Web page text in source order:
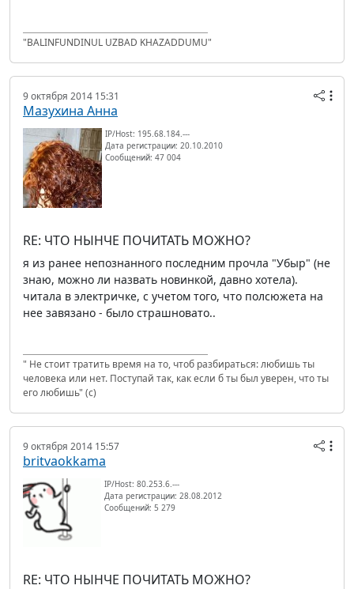
"BALINFUNDINUL UZBAD KHAZADDUMU"
9 октября 2014 15:31
Мазухина Анна
IP/Host: 195.68.184.---
Дата регистрации: 20.10.2010
Сообщений: 47 004
RE: ЧТО НЫНЧЕ ПОЧИТАТЬ МОЖНО?
я из ранее непознанного последним прочла "Убыр" (не
знаю, можно ли назвать новинкой, давно хотела).
читала в электричке, с учетом того, что полсюжета на
нее завязано - было страшновато..
" Не стоит тратить время на то, чтоб разбираться: любишь ты
человека или нет. Поступай так, как если б ты был уверен, что ты
его любишь" (с)
9 октября 2014 15:57
britvaokkama
IP/Host: 80.253.6.---
Дата регистрации: 28.08.2012
Сообщений: 5 279
RE: ЧТО НЫНЧЕ ПОЧИТАТЬ МОЖНО?